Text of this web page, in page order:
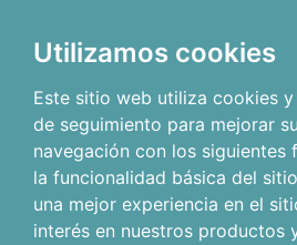
Utilizamos cookies
Este sitio web utiliza cookies
de seguimiento para mejorar
navegación con los siguientes
la funcionalidad básica del
una mejor experiencia en el
interés en nuestros productos